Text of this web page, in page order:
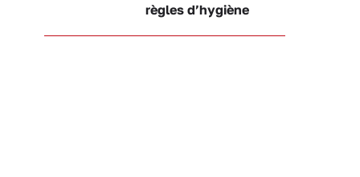
règles d’hygiène